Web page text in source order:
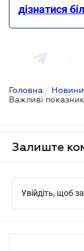
дізнатися
Головна / Новини
Важливі
Залиште
Увійдіть, щоб